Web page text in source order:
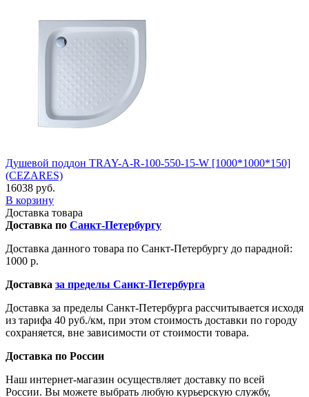
Душевой поддон TRAY-A-R-100-550-15-W [1000*1000*150]
(CEZARES)
16038 руб.
В корзину
Доставка товара
Доставка по Санкт-Петербургу
Доставка данного товара по Санкт-Петербургу до парадной:
1000 р.
Доставка за пределы Санкт-Петербурга
Доставка за пределы Санкт-Петербурга рассчитывается исходя
из тарифа 40 руб./км, при этом стоимость доставки по городу
сохраняется, вне зависимости от стоимости товара.
Доставка по России
Наш интернет-магазин осуществляет доставку по всей
России. Вы можете выбрать любую курьерскую службу,